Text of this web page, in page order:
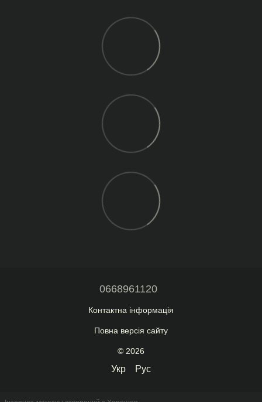
0668961120
Контактна інформація
Повна версія сайту
© 2026
Укр Рус